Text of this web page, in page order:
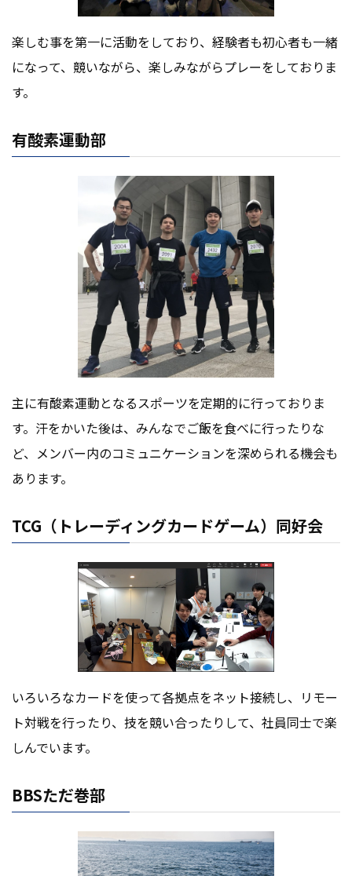
楽しむ事を第一に活動をしており、経験者も初心者も一緒
になって、競いながら、楽しみながらプレーをしておりま
す。
有酸素運動部
主に有酸素運動となるスポーツを定期的に行っておりま
す。汗をかいた後は、みんなでご飯を食べに行ったりな
ど、メンバー内のコミュニケーションを深められる機会も
あります。
TCG（トレーディングカードゲーム）同好会
いろいろなカードを使って各拠点をネット接続し、リモー
ト対戦を行ったり、技を競い合ったりして、社員同士で楽
しんでいます。
BBSただ巻部